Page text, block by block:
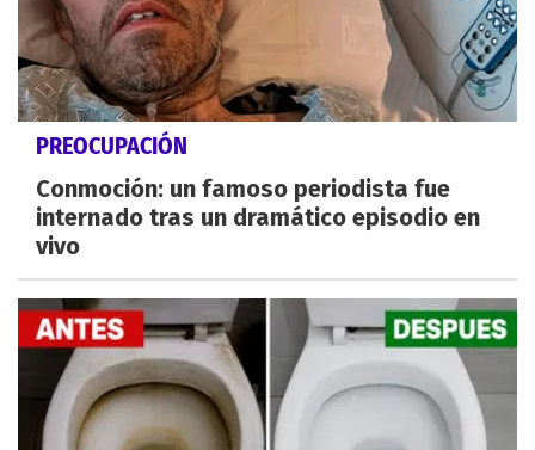
PREOCUPACIÓN
Conmoción: un famoso periodista fue
internado tras un dramático episodio en
vivo